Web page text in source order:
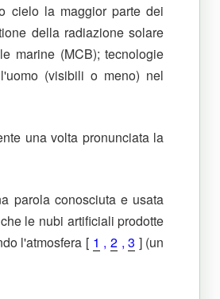
cielo la maggior parte dei
della radiazione solare
marine (MCB);tecnologie
(visibili o meno) nel
una volta pronunciata la
parola conosciuta e usata
le nubi artificiali prodotte
l'atmosfera [ 1 , 2,3 ] (un